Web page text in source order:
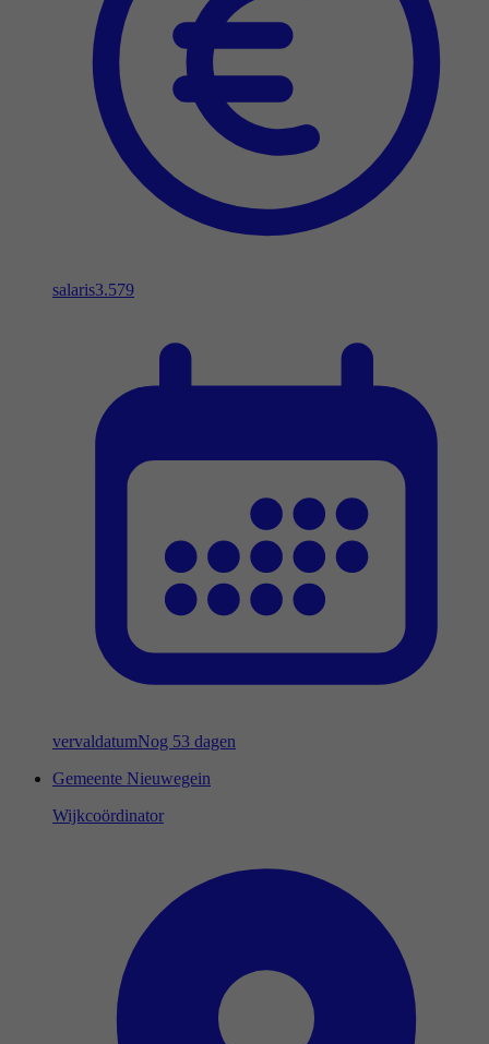
salaris3.579
vervaldatumNog 53 dagen
Gemeente Nieuwegein
Wijkcoördinator